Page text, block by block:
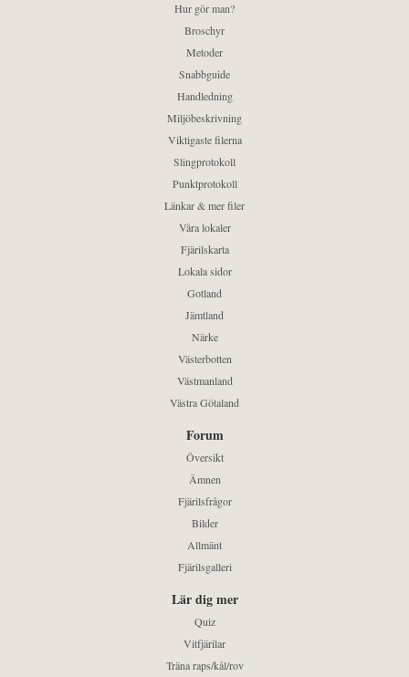
Hur gör man?
Broschyr
Metoder
Snabbguide
Handledning
Miljöbeskrivning
Viktigaste filerna
Slingprotokoll
Punktprotokoll
Länkar & mer filer
Våra lokaler
Fjärilskarta
Lokala sidor
Gotland
Jämtland
Närke
Västerbotten
Västmanland
Västra Götaland
Forum
Översikt
Ämnen
Fjärilsfrågor
Bilder
Allmänt
Fjärilsgalleri
Lär dig mer
Quiz
Vitfjärilar
Träna raps/kål/rov